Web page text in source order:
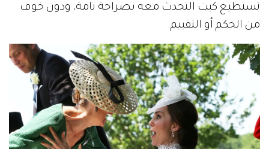
تستطيع كيت التحدث معه بصراحة تامة، ودون خوف
من الحكم أو التقييم.